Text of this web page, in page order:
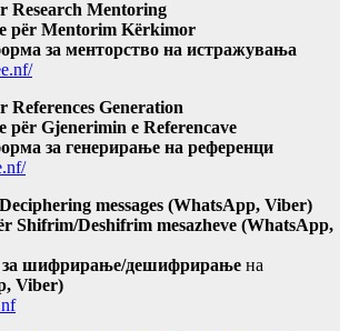
Research Mentoring
për Mentorim Kërkimor
за менторство на истражувања
Generation
për Gjenerimin e Referencave
за генерирање на референци
messages (WhatsApp, Viber)
Shifrim/Deshifrim mesazheve (WhatsApp,
за шифрирање/дешифрирање на
Viber)